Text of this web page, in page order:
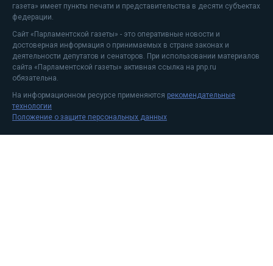
газета» имеет пункты печати и представительства в десяти субъектах
федерации.
Сайт «Парламентской газеты» - это оперативные новости и
достоверная информация о принимаемых в стране законах и
деятельности депутатов и сенаторов. При использовании материалов
сайта «Парламентской газеты» активная ссылка на pnp.ru
обязательна.
На информационном ресурсе применяются рекомендательные
технологии
Положение о защите персональных данных